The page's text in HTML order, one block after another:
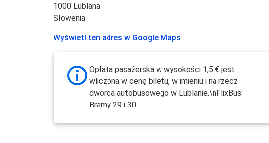
1000 Lublana
Słowenia
Wyświetl ten adres w Google Maps
Opłata pasażerska w wysokości 1,5 € jest
wliczona w cenę biletu, w imieniu i na rzecz
dworca autobusowego w Lublanie.\nFlixBus:
Bramy 29 i 30.